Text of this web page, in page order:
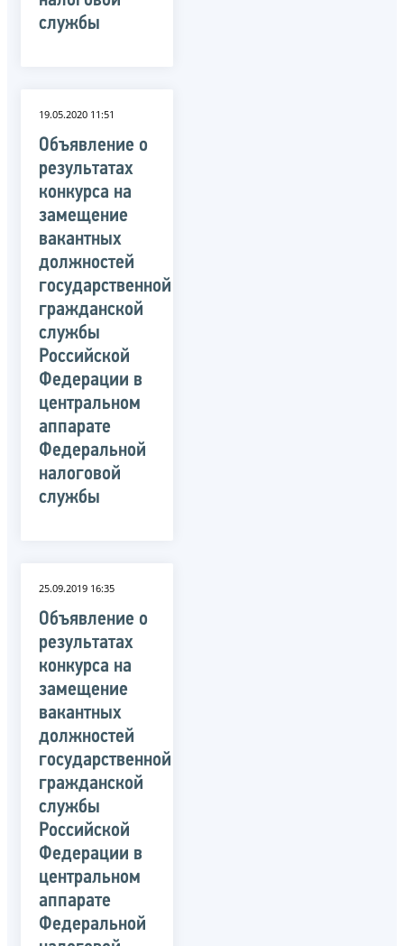
службы
19.05.2020 11:51
Объявление о
результатах
конкурса на
замещение
вакантных
должностей
государственной
гражданской
службы
Российской
Федерации в
центральном
аппарате
Федеральной
налоговой
службы
25.09.2019 16:35
Объявление о
результатах
конкурса на
замещение
вакантных
должностей
государственной
гражданской
службы
Российской
Федерации в
центральном
аппарате
Федеральной